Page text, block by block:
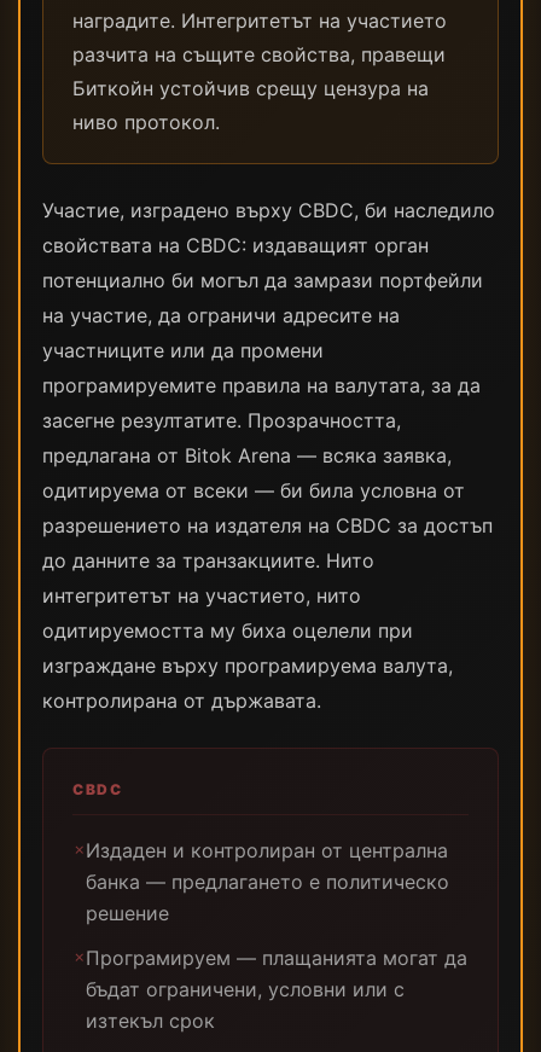
наградите. Интегритетът на участието
разчита на същите свойства, правещи
Биткойн устойчив срещу цензура на
ниво протокол.
Участие, изградено върху CBDC, би наследило
свойствата на CBDC: издаващият орган
потенциално би могъл да замрази портфейли
на участие, да ограничи адресите на
участниците или да промени
програмируемите правила на валутата, за да
засегне резултатите. Прозрачността,
предлагана от Bitok Arena — всяка заявка,
одитируема от всеки — би била условна от
разрешението на издателя на CBDC за достъп
до данните за транзакциите. Нито
интегритетът на участието, нито
одитируемостта му биха оцелели при
изграждане върху програмируема валута,
контролирана от държавата.
CBDC
✗Издаден и контролиран от централна
банка — предлагането е политическо
решение
✗Програмируем — плащанията могат да
бъдат ограничени, условни или с
изтекъл срок